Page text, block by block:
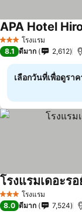
3 ดาว โรงแรม
APA Hotel
8.1 ดีมาก 2,612
เลือกวันที่เพื่อดูรา
3 ดาว โรงแรม
โรงแรมเดอะร
8.0 ดีมาก 7,524